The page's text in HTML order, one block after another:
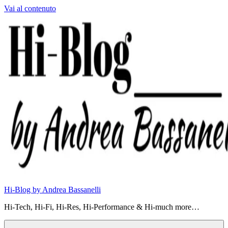
Vai al contenuto
Hi-Blog by Andrea Bassanelli
Hi-Tech, Hi-Fi, Hi-Res, Hi-Performance & Hi-much more…